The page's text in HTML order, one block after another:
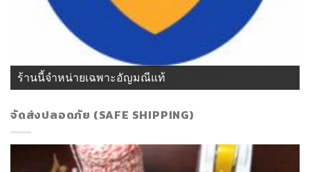
ร้านนี้จำหน่ายเฉพาะอัญมณีแท้
จัดส่งปลอดภัย (SAFE SHIPPING)